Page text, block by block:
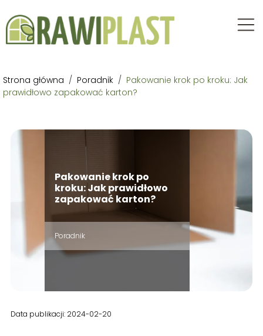
Strona główna / Poradnik / Pakowanie krok po kroku: Jak
prawidłowo zapakować karton?
Pakowanie krok po
kroku: Jak prawidłowo
zapakować karton?
Poradnik
Data publikacji: 2024-02-20